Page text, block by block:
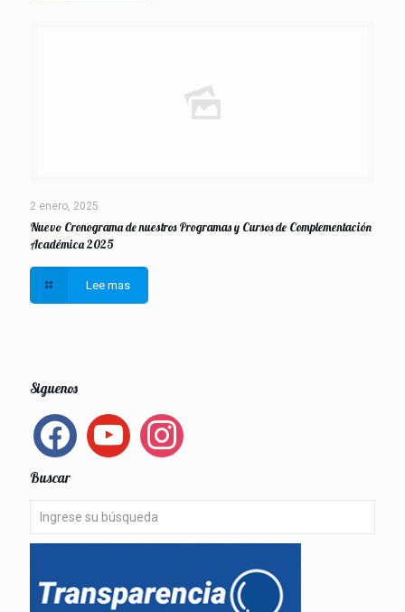
2 enero, 2025
Nuevo Cronograma de nuestros Programas y Cursos de Complementación
Académica 2025
Lee mas
Siguenos
facebook youtube instagram
Buscar